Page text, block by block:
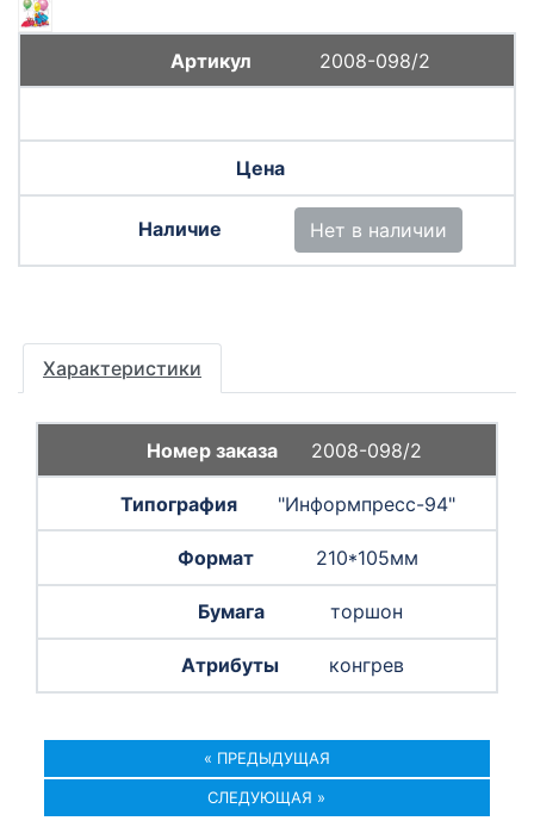
2008-098/2
Нет в наличии
Характеристики
2008-098/2
"Информпресс-94"
210*105мм
торшон
конгрев
« ПРЕДЫДУЩАЯ
СЛЕДУЮЩАЯ »